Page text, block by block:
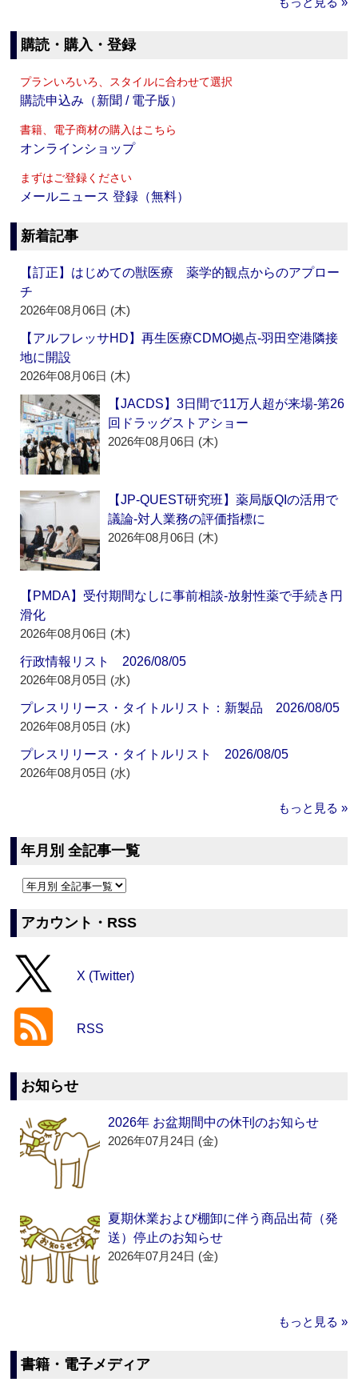
購読・購入・登録
プランいろいろ、スタイルに合わせて選択
購読申込み（新聞 / 電子版）
書籍、電子商材の購入はこちら
オンラインショップ
まずはご登録ください
メールニュース 登録（無料）
新着記事
【訂正】はじめての獣医療 薬学的観点からのアプロー
チ
2026年08月06日 (木)
【アルフレッサHD】再生医療CDMO拠点‐羽田空港隣接
地に開設
2026年08月06日 (木)
【JACDS】3日間で11万人超が来場‐第26
回ドラッグストアショー
2026年08月06日 (木)
【JP-QUEST研究班】薬局版QIの活用で
議論‐対人業務の評価指標に
2026年08月06日 (木)
【PMDA】受付期間なしに事前相談‐放射性薬で手続き円
滑化
2026年08月06日 (木)
行政情報リスト 2026/08/05
2026年08月05日 (水)
プレスリリース・タイトルリスト：新製品 2026/08/05
2026年08月05日 (水)
プレスリリース・タイトルリスト 2026/08/05
2026年08月05日 (水)
もっと見る »
年月別 全記事一覧
アカウント・RSS
X (Twitter)
RSS
お知らせ
2026年 お盆期間中の休刊のお知らせ
2026年07月24日 (金)
夏期休業および棚卸に伴う商品出荷（発
送）停止のお知らせ
2026年07月24日 (金)
もっと見る »
書籍・電子メディア